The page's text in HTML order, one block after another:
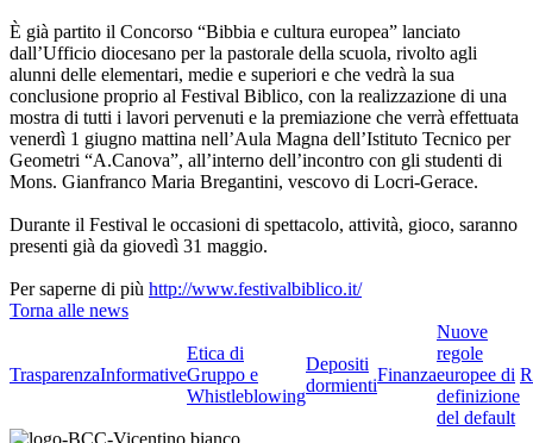
È già partito il Concorso “Bibbia e cultura europea” lanciato
dall’Ufficio diocesano per la pastorale della scuola, rivolto agli
alunni delle elementari, medie e superiori e che vedrà la sua
conclusione proprio al Festival Biblico, con la realizzazione di una
mostra di tutti i lavori pervenuti e la premiazione che verrà effettuata
venerdì 1 giugno mattina nell’Aula Magna dell’Istituto Tecnico per
Geometri “A.Canova”, all’interno dell’incontro con gli studenti di
Mons. Gianfranco Maria Bregantini, vescovo di Locri-Gerace.
Durante il Festival le occasioni di spettacolo, attività, gioco, saranno
presenti già da giovedì 31 maggio.
Per saperne di più http://www.festivalbiblico.it/
Torna alle news
TrasparenzaInformative
Etica di
Gruppo e
Whistleblowing
Depositi
dormienti
Finanza
Nuove
regole
europee di
definizione
del default